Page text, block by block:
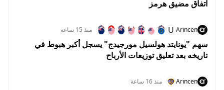
اتفاق مضيق هرمز
Arincen
U منذ 15 ساعة
سهم "يونايتد هولسيل مورجيدج" يسجل أكبر هبوط في
تاريخه بعد تعليق توزيعات الأرباح
Arincen منذ 16 ساعة